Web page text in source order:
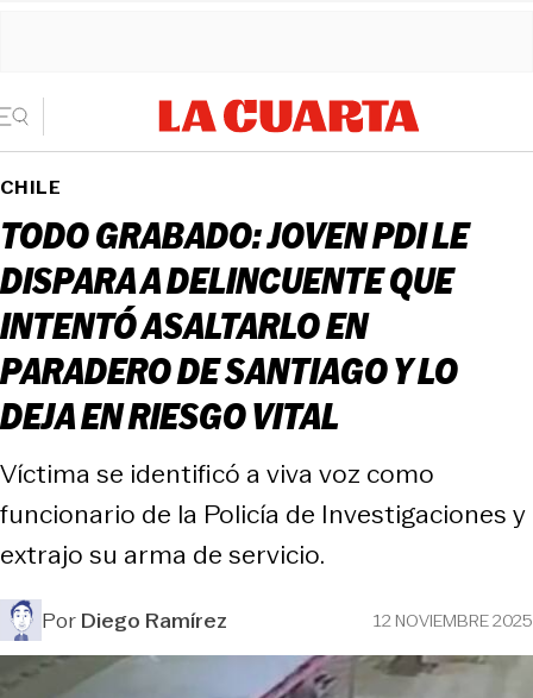
CHILE
TODO GRABADO: JOVEN PDI LE
DISPARA A DELINCUENTE QUE
INTENTÓ ASALTARLO EN
PARADERO DE SANTIAGO Y LO
DEJA EN RIESGO VITAL
Víctima se identificó a viva voz como
funcionario de la Policía de Investigaciones y
extrajo su arma de servicio.
PorDiego Ramírez 12 NOVIEMBRE 2025